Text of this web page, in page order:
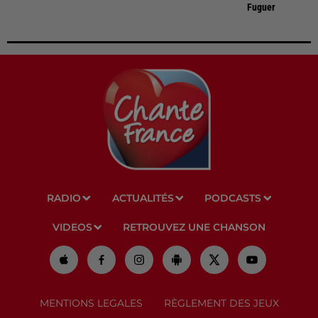
Fuguer
RADIO ACTUALITÉS PODCASTS
VIDEOS RETROUVEZ UNE CHANSON
MENTIONS LEGALES RÈGLEMENT DES JEUX